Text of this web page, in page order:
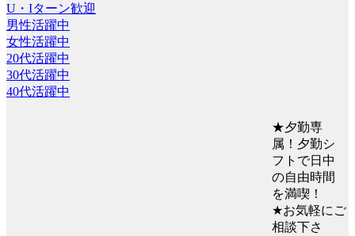
U・Iターン歓迎
男性活躍中
女性活躍中
20代活躍中
30代活躍中
40代活躍中
★夕勤専
属！夕勤シ
フトで日中
の自由時間
を満喫！
★お気軽にご
相談下さ